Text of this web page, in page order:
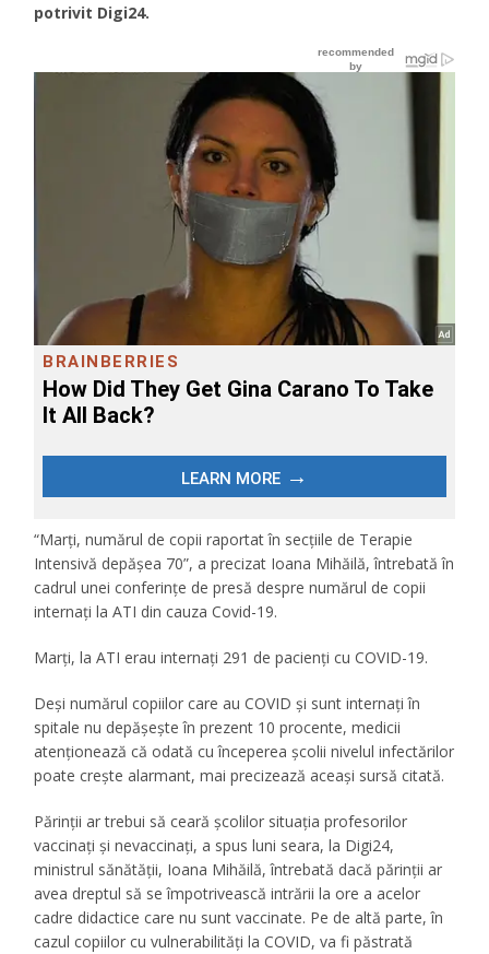
potrivit Digi24.
“Marți, numărul de copii raportat în secțiile de Terapie
Intensivă depășea 70”, a precizat Ioana Mihăilă, întrebată în
cadrul unei conferințe de presă despre numărul de copii
internați la ATI din cauza Covid-19.
Marți, la ATI erau internați 291 de pacienți cu COVID-19.
Deși numărul copiilor care au COVID și sunt internați în
spitale nu depășește în prezent 10 procente, medicii
atenționează că odată cu începerea școlii nivelul infectărilor
poate crește alarmant, mai precizează aceași sursă citată.
Părinții ar trebui să ceară școlilor situația profesorilor
vaccinați și nevaccinați, a spus luni seara, la Digi24,
ministrul sănătății, Ioana Mihăilă, întrebată dacă părinții ar
avea dreptul să se împotrivească intrării la ore a acelor
cadre didactice care nu sunt vaccinate. Pe de altă parte, în
cazul copiilor cu vulnerabilități la COVID, va fi păstrată